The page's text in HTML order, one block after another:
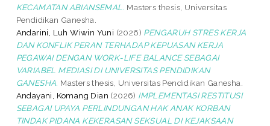
KECAMATAN ABIANSEMAL. Masters thesis, Universitas
Pendidikan Ganesha.
Andarini, Luh Wiwin Yuni (2026) PENGARUH STRES KERJA
DAN KONFLIK PERAN TERHADAP KEPUASAN KERJA
PEGAWAI DENGAN WORK-LIFE BALANCE SEBAGAI
VARIABEL MEDIASI DI UNIVERSITAS PENDIDIKAN
GANESHA. Masters thesis, Universitas Pendidikan Ganesha.
Andayani, Komang Dian (2026) IMPLEMENTASI RESTITUSI
SEBAGAI UPAYA PERLINDUNGAN HAK ANAK KORBAN
TINDAK PIDANA KEKERASAN SEKSUAL DI KEJAKSAAN